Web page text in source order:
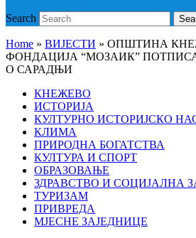
Search
Home » ВИЈЕСТИ » ОПШТИНА
ФОНДАЦИЈА “МОЗАИК”
О САРАДЊИ
КНЕЖЕВО
ИСТОРИЈА
КУЛТУРНО ИСТОРИЈСКО
КЛИМА
ПРИРОДНА БОГАТСТВА
КУЛТУРА И СПОРТ
ОБРАЗОВАЊЕ
ЗДРАВСТВО И СОЦИЈАЛНА
ТУРИЗАМ
ПРИВРЕДА
МЈЕСНЕ ЗАЈЕДНИЦЕ